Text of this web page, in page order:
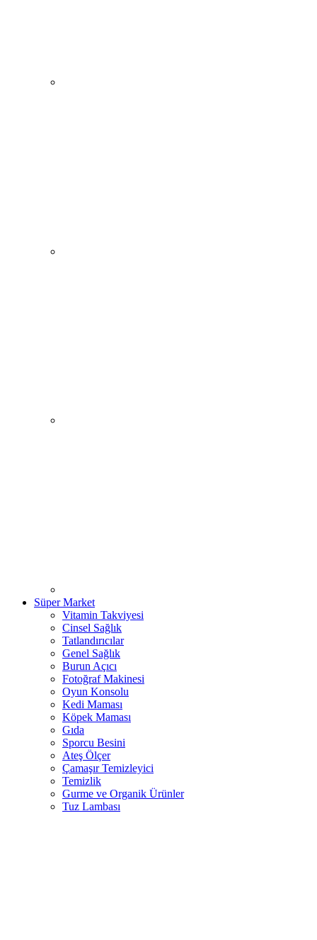
Süper Market
Vitamin Takviyesi
Cinsel Sağlık
Tatlandırıcılar
Genel Sağlık
Burun Açıcı
Fotoğraf Makinesi
Oyun Konsolu
Kedi Maması
Köpek Maması
Gıda
Sporcu Besini
Ateş Ölçer
Çamaşır Temizleyici
Temizlik
Gurme ve Organik Ürünler
Tuz Lambası